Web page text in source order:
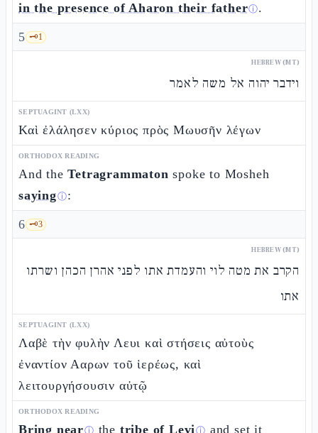
in the presence of Aharon their fatherⓘ.
5 🗝️1
HEBREW (MT)
וידבר יהוה אל משה לאמר
SEPTUAGINT (LXX)
Καὶ ἐλάλησεν κύριος πρὸς Μωυσῆν λέγων
ORTHODOX READING
And theTetragrammaton spoke to Mosheh
sayingⓘ:
6 🗝️3
HEBREW (MT)
הקרב את מטה לוי והעמדת אתו לפני אהרן הכהן ושרתו
אתו
SEPTUAGINT (LXX)
Λαβὲ τὴν φυλὴν Λευι καὶ στήσεις αὐτοὺς
ἐναντίον Ααρων τοῦ ἱερέως, καὶ
λειτουργήσουσιν αὐτῷ
ORTHODOX READING
Bring nearⓘ the tribe of Leviⓘ and set it